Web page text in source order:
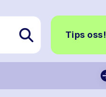
Tips oss!